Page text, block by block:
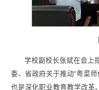
学校副校长张斌在会上
委、省政府关于推动“粤菜
也是深化职业教育教学改革